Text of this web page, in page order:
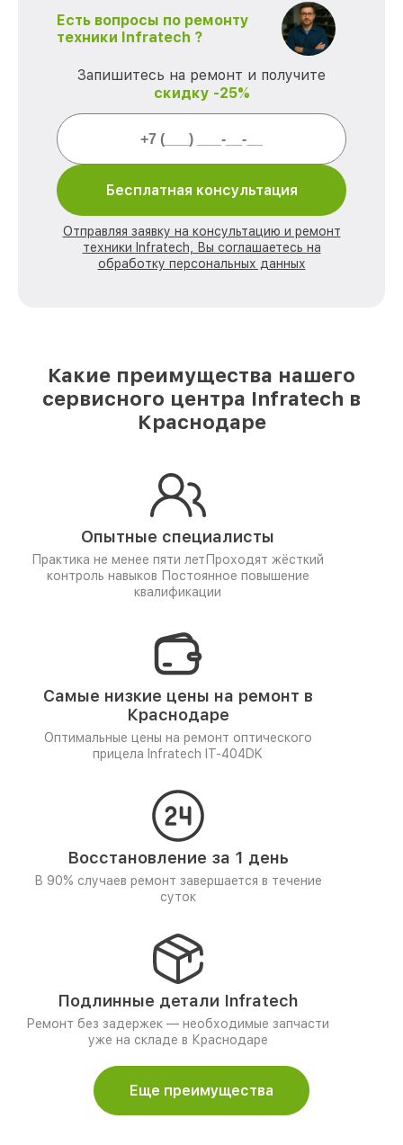
Есть вопросы по ремонту
техники Infratech ?
Запишитесь на ремонт и получите
скидку -25%
Бесплатная консультация
Отправляя заявку на консультацию и ремонт
техники Infratech, Вы соглашаетесь на
обработку персональных данных
Какие преимущества нашего
сервисного центра Infratech в
Краснодаре
Опытные специалисты
Практика не менее пяти лет Проходят жёсткий
контроль навыков Постоянное повышение
квалификации
Самые низкие цены на ремонт в
Краснодаре
Оптимальные цены на ремонт оптического
прицела Infratech IT-404DK
Восстановление за 1 день
В 90% случаев ремонт завершается в течение
суток
Подлинные детали Infratech
Ремонт без задержек — необходимые запчасти
уже на складе в Краснодаре
Еще преимущества